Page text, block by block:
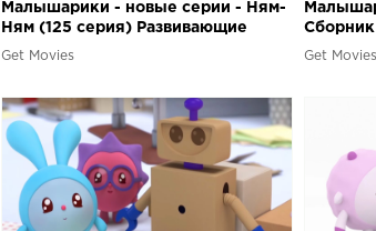
Малышарики - новые серии - Ням-
Ням (125 серия) Развивающие
мультики для самых маленьких
Get Movies
для
Get Movies